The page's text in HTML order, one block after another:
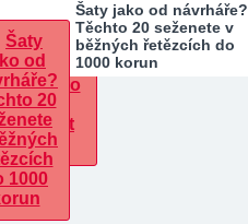
Šaty jako od návrháře?
Těchto 20 seženete v
běžných řetězcích do
1000 korun